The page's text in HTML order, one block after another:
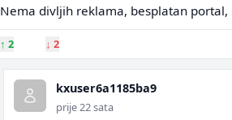
Nema divljih reklama, besplatan
↑ 2 ↓ 2
kxuser6a1185ba9
prije 22 sata